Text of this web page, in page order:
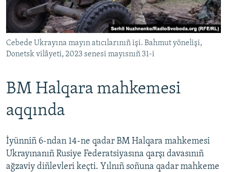
Cebede Ukrayına mayın atıcılarınıñ işi. Bahmut yönelişi,
Donetsk vilâyeti, 2023 senesi mayısnıñ 31-i
BM Halqara mahkemesi
aqqında
İyünniñ 6-ndan 14-ne qadar BM Halqara mahkemesi
Ukrayınanıñ Rusiye Federatsiyasına qarşı davasınıñ
ağzaviy diñlevleri keçti. Yılnıñ soñuna qadar mahkeme